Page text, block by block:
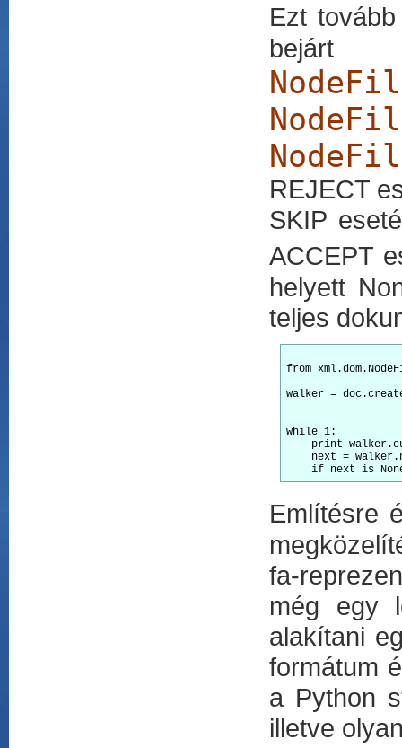
Ezt
REJECT
SKIP
ACCEPT
helyett
teljes
from
walker =
while 1:
print
next =
Említésre
fa-
még egy
alakítani
formátum
a Python
illetve